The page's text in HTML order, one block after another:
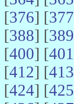
[376] [377
[388] [389
[400] [401
[412] [413
[424] [425